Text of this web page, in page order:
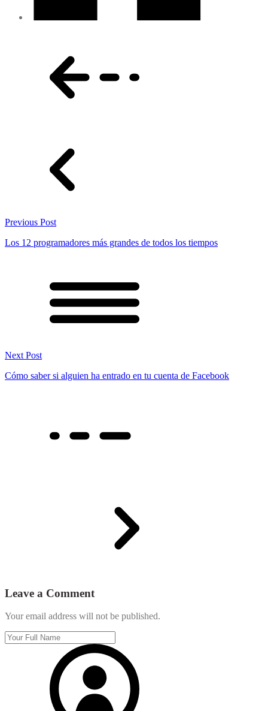
Previous Post
Los 12 programadores más grandes de todos los tiempos
Next Post
Cómo saber si alguien ha entrado en tu cuenta de Facebook
Leave a Comment
Your email address will not be published.